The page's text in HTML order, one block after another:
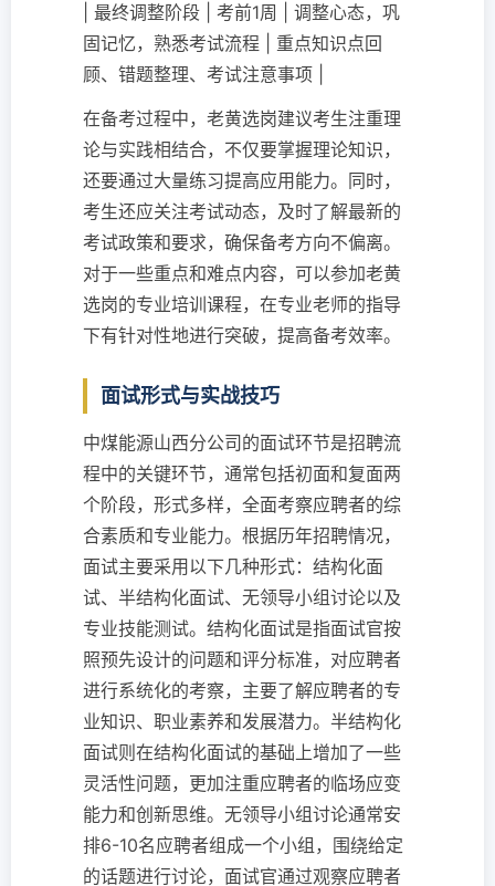
| 最终调整阶段 | 考前1周 | 调整心态，巩
固记忆，熟悉考试流程 | 重点知识点回
顾、错题整理、考试注意事项 |
在备考过程中，老黄选岗建议考生注重理
论与实践相结合，不仅要掌握理论知识，
还要通过大量练习提高应用能力。同时，
考生还应关注考试动态，及时了解最新的
考试政策和要求，确保备考方向不偏离。
对于一些重点和难点内容，可以参加老黄
选岗的专业培训课程，在专业老师的指导
下有针对性地进行突破，提高备考效率。
面试形式与实战技巧
中煤能源山西分公司的面试环节是招聘流
程中的关键环节，通常包括初面和复面两
个阶段，形式多样，全面考察应聘者的综
合素质和专业能力。根据历年招聘情况，
面试主要采用以下几种形式：结构化面
试、半结构化面试、无领导小组讨论以及
专业技能测试。结构化面试是指面试官按
照预先设计的问题和评分标准，对应聘者
进行系统化的考察，主要了解应聘者的专
业知识、职业素养和发展潜力。半结构化
面试则在结构化面试的基础上增加了一些
灵活性问题，更加注重应聘者的临场应变
能力和创新思维。无领导小组讨论通常安
排6-10名应聘者组成一个小组，围绕给定
的话题进行讨论，面试官通过观察应聘者